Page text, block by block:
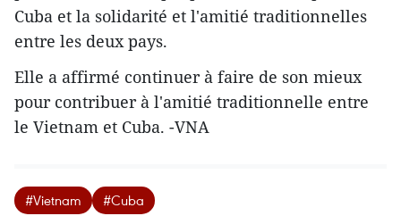
Cuba et la solidarité et l'amitié traditionnelles
entre les deux pays.
Elle a affirmé continuer à faire de son mieux
pour contribuer à l'amitié traditionnelle entre
le Vietnam et Cuba. -VNA
#Vietnam #Cuba